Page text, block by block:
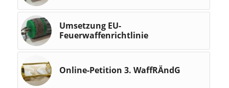
Umsetzung EU-
Feuerwaffenrichtlinie
Online-Petition 3. WaffRÄndG